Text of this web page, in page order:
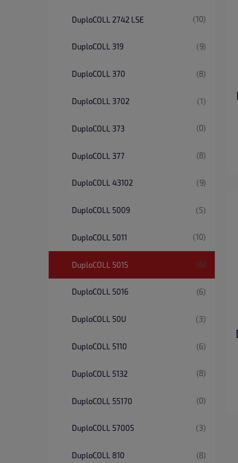
DuploCOLL 2742 LSE (10)
DuploCOLL 319 (9)
DuploCOLL 370 (8)
DuploCOLL 3702 (1)
DuploCOLL 373 (0)
DuploCOLL 377 (8)
DuploCOLL 43102 (9)
DuploCOLL 5009 (5)
DuploCOLL 5011 (10)
DuploCOLL 5015 (6)
DuploCOLL 5016 (6)
DuploCOLL 50U (3)
DuploCOLL 5110 (6)
DuploCOLL 5132 (8)
DuploCOLL 55170 (0)
DuploCOLL 57005 (3)
DuploCOLL 810 (8)